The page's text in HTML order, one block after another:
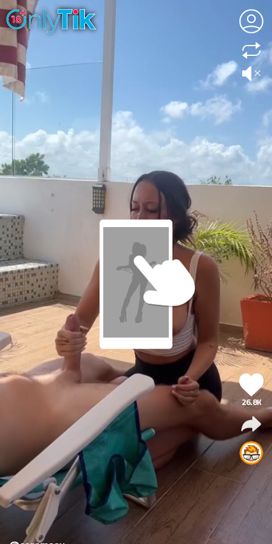
26.8K